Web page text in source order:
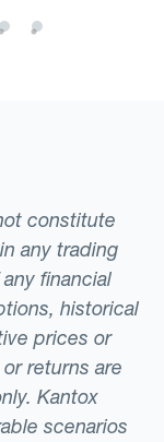
constitute
any trading
financial
historical
prices or
returns are
Kantox
scenarios